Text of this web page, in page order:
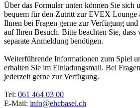
Über das Formular unten können Sie sich
bequem für den Zutritt zur EVEX Lounge
Ihnen bei Fragen gerne zur Verfügung
auf Ihren Besuch. Bitte beachten Sie,
separate Anmeldung benötigen.
Weiterführende Informationen zum Spiel
erhalten Sie im Einladungsmail. Bei
jederzeit gerne zur Verfügung.
Tel: 061 464 03 00
E-Mail: info@ehcbasel.ch